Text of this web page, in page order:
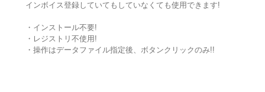
インボイス登録していてもしていなくても使用できます!
・インストール不要!
・レジストリ不使用!
・操作はデータファイル指定後、ボタンクリックのみ!!